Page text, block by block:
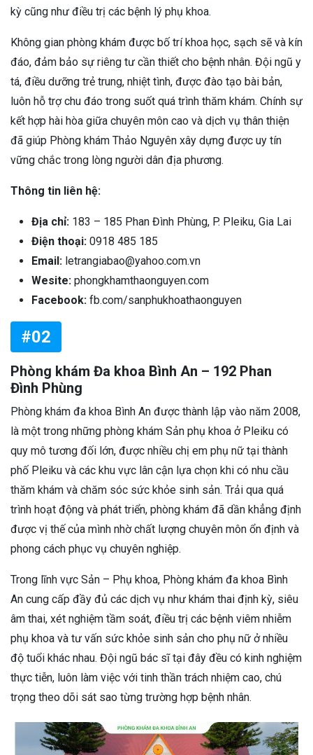
kỳ cũng như điều trị các bệnh lý phụ khoa.
Không gian phòng khám được bố trí khoa học, sạch sẽ và kín
đáo, đảm bảo sự riêng tư cần thiết cho bệnh nhân. Đội ngũ y
tá, điều dưỡng trẻ trung, nhiệt tình, được đào tạo bài bản,
luôn hỗ trợ chu đáo trong suốt quá trình thăm khám. Chính sự
kết hợp hài hòa giữa chuyên môn cao và dịch vụ thân thiện
đã giúp Phòng khám Thảo Nguyên xây dựng được uy tín
vững chắc trong lòng người dân địa phương.
Thông tin liên hệ:
Địa chỉ: 183 – 185 Phan Đình Phùng, P. Pleiku, Gia Lai
Điện thoại: 0918 485 185
Email: letrangiabao@yahoo.com.vn
Wesite: phongkhamthaonguyen.com
Facebook: fb.com/sanphukhoathaonguyen
#02
Phòng khám Đa khoa Bình An – 192 Phan
Đình Phùng
Phòng khám đa khoa Bình An được thành lập vào năm 2008,
là một trong những phòng khám Sản phụ khoa ở Pleiku có
quy mô tương đối lớn, được nhiều chị em phụ nữ tại thành
phố Pleiku và các khu vực lân cận lựa chọn khi có nhu cầu
thăm khám và chăm sóc sức khỏe sinh sản. Trải qua quá
trình hoạt động và phát triển, phòng khám đã dần khẳng định
được vị thế của mình nhờ chất lượng chuyên môn ổn định và
phong cách phục vụ chuyên nghiệp.
Trong lĩnh vực Sản – Phụ khoa, Phòng khám đa khoa Bình
An cung cấp đầy đủ các dịch vụ như khám thai định kỳ, siêu
âm thai, xét nghiệm tầm soát, điều trị các bệnh viêm nhiễm
phụ khoa và tư vấn sức khỏe sinh sản cho phụ nữ ở nhiều
độ tuổi khác nhau. Đội ngũ bác sĩ tại đây đều có kinh nghiệm
thực tiễn, luôn làm việc với tinh thần trách nhiệm cao, chú
trọng theo dõi sát sao từng trường hợp bệnh nhân.